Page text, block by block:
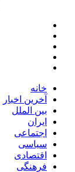
خانه
آخرین اخبار
بین الملل
ایران
اجتماعی
سیاسی
اقتصادی
فرهنگی